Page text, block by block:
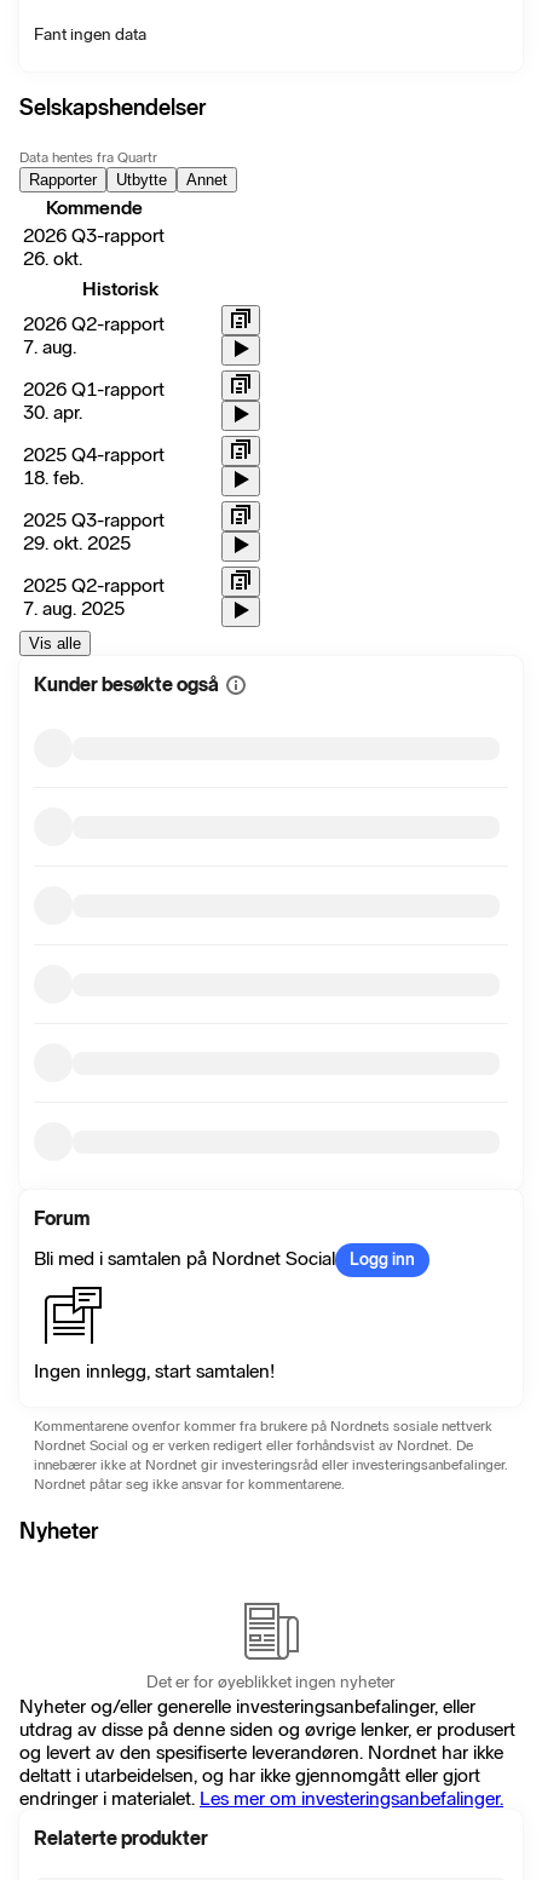
Fant ingen data
Selskapshendelser
Data hentes fra Quartr
Rapporter Utbytte Annet
Kommende
2026 Q3-rapport
26. okt.
Historisk
2026 Q2-rapport
7. aug.
2026 Q1-rapport
30. apr.
2025 Q4-rapport
18. feb.
2025 Q3-rapport
29. okt. 2025
2025 Q2-rapport
7. aug. 2025
Vis alle
Kunder besøkte også Vis
Forum
Bli med i samtalen på Nordnet Social
Logg inn
Ingen innlegg, start samtalen!
Kommentarene ovenfor kommer fra brukere på Nordnets sosiale nettverk
Nordnet Social og er verken redigert eller forhåndsvist av Nordnet. De
innebærer ikke at Nordnet gir investeringsråd eller investeringsanbefalinger.
Nordnet påtar seg ikke ansvar for kommentarene.
Nyheter
Det er for øyeblikket ingen nyheter
Nyheter og/eller generelle investeringsanbefalinger, eller
utdrag av disse på denne siden og øvrige lenker, er produsert
og levert av den spesifiserte leverandøren. Nordnet har ikke
deltatt i utarbeidelsen, og har ikke gjennomgått eller gjort
endringer i materialet. Les mer om investeringsanbefalinger.
Relaterte produkter